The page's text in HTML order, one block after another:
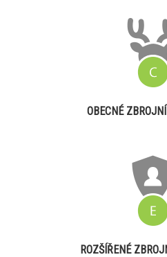
OBECNÉ
ROZŠÍŘENÉ